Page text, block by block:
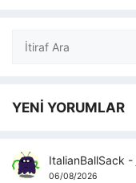
Ara
YENİ YORUMLAR
ItalianBallSack -
06/08/2026